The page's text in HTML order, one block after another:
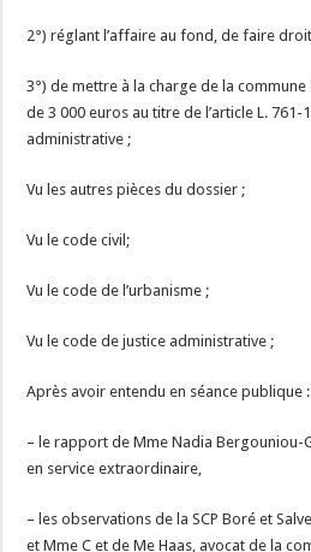
2°) réglant l’affaire au fond, de faire
3°) de mettre à la charge de la
de 3 000 euros au titre de l’article L.
administrative ;
Vu les autres pièces du dossier ;
Vu le code civil;
Vu le code de l’urbanisme ;
Vu le code de justice administrative ;
Après avoir entendu en séance publique :
– le rapport de Mme Nadia Bergouniou-
en service extraordinaire,
– les observations de la SCP Boré et
et Mme C et de Me Haas, avocat de la